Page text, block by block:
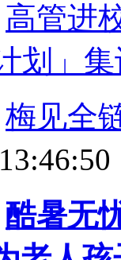
高管进
划」
梅见全
酷暑无